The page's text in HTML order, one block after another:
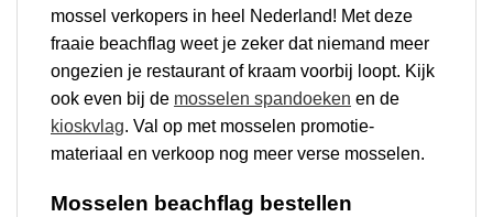
mossel verkopers in heel Nederland! Met deze
fraaie beachflag weet je zeker dat niemand meer
ongezien je restaurant of kraam voorbij loopt. Kijk
ook even bij de mosselen spandoeken en de
kioskvlag. Val op met mosselen promotie-
materiaal en verkoop nog meer verse mosselen.
Mosselen beachflag bestellen